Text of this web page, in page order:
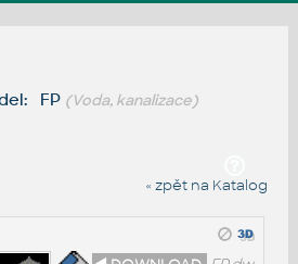
FP (Voda, kanalizace)
« zpět na Katalog